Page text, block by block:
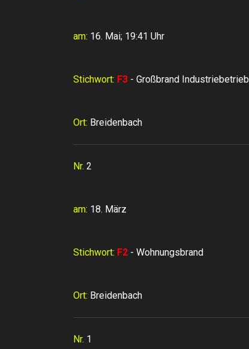
am: 16. Mai; 19:41 Uhr
Stichwort: F3 - Großbrand Industriebetrieb
Ort: Breidenbach
Nr. 2
am: 18. März
Stichwort: F2 - Wohnungsbrand
Ort: Breidenbach
Nr. 1